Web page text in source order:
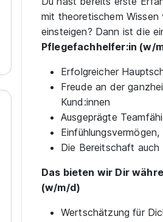
mit theoretischem
einsteigen? Dann ist die
Pflegefachhelfer:in (w/
Erfolgreicher
Freude an der
Kund:innen
Ausgeprägte
Die Bereitschaft
Das bieten wir Dir
(w/m/d)
Wertschätzung für